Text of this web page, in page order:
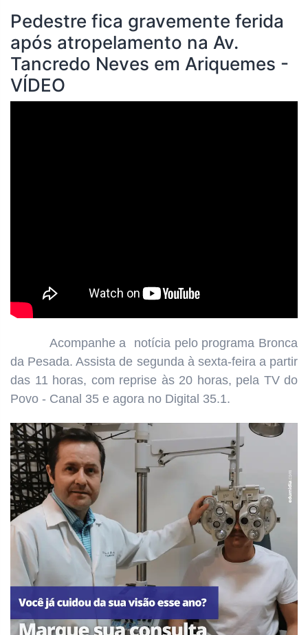
Pedestre fica gravemente ferida
após atropelamento na Av.
Tancredo Neves em Ariquemes -
VÍDEO
Acompanhe a notícia pelo programa Bronca
da Pesada. Assista de segunda à sexta-feira a partir
das 11 horas, com reprise às 20 horas, pela TV do
Povo - Canal 35 e agora no Digital 35.1.